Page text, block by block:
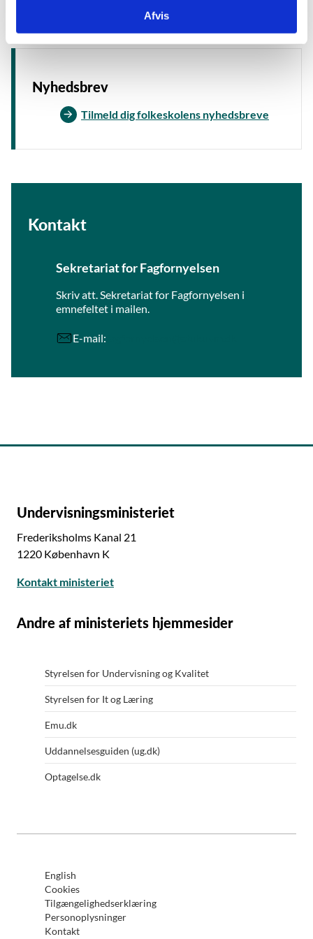
Afvis
Nyhedsbrev
Tilmeld dig folkeskolens nyhedsbreve
Kontakt
Sekretariat for Fagfornyelsen
Skriv att. Sekretariat for Fagfornyelsen i
emnefeltet i mailen.
E-mail:
Undervisningsministeriet
Frederiksholms Kanal 21
1220 København K
Kontakt ministeriet
Andre af ministeriets hjemmesider
Styrelsen for Undervisning og Kvalitet
Styrelsen for It og Læring
Emu.dk
Uddannelsesguiden (ug.dk)
Optagelse.dk
English
Cookies
Tilgængelighedserklæring
Personoplysninger
Kontakt